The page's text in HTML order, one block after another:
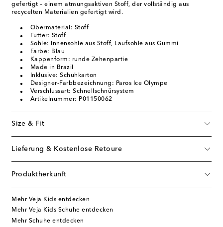
gefertigt – einem atmungsaktiven Stoff, der vollständig aus
recycelten Materialien gefertigt wird.
Obermaterial: Stoff
Futter: Stoff
Sohle: Innensohle aus Stoff, Laufsohle aus Gummi
Farbe: Blau
Kappenform: runde Zehenpartie
Made in Brazil
Inklusive: Schuhkarton
Designer-Farbbezeichnung: Paros Ice Olympe
Verschlussart: Schnellschnürsystem
Artikelnummer: P01150062
Size & Fit
Lieferung & Kostenlose Retoure
Produktherkunft
Mehr Veja Kids entdecken
Mehr Veja Kids Schuhe entdecken
Mehr Schuhe entdecken